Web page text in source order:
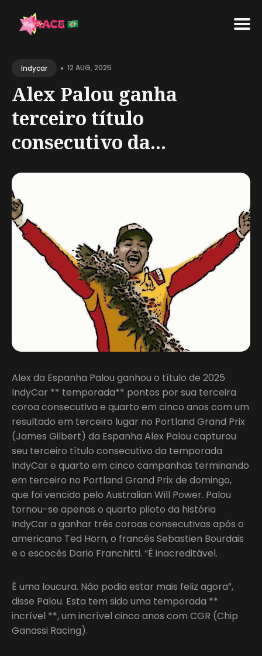
for
Blog
Indycar • 12 AUG, 2025
Alex Palou ganha
terceiro título
consecutivo da...
Alex da Espanha Palou ganhou o título de 2025
IndyCar ** temporada** pontos por sua terceira
coroa consecutiva e quarto em cinco anos com um
resultado em terceiro lugar no Portland Grand Prix
(James Gilbert) da Espanha Alex Palou capturou
seu terceiro título consecutivo da temporada
IndyCar e quarto em cinco campanhas terminando
em terceiro no Portland Grand Prix de domingo,
que foi vencido pelo Australian Will Power. Palou
tornou-se apenas o quarto piloto da história
IndyCar a ganhar três coroas consecutivas após o
americano Ted Horn, o francês Sebastien Bourdais
e o escocês Dario Franchitti. “É inacreditável.
É uma loucura. Não podia estar mais feliz agora”,
disse Palou. Esta tem sido uma temporada **
incrível **, um incrível cinco anos com CGR (Chip
Ganassi Racing).